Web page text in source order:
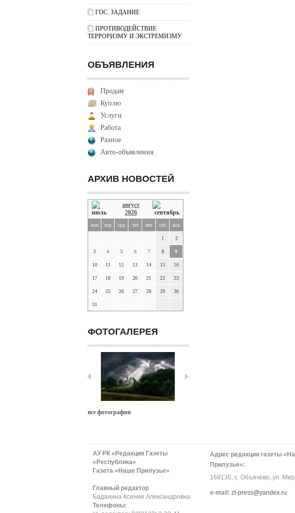
ГОС. ЗАДАНИЕ
ПРОТИВОДЕЙСТВИЕ
ТЕРРОРИЗМУ И ЭКСТРЕМИЗМУ
ОБЪЯВЛЕНИЯ
Продам
Куплю
Услуги
Работа
Разное
Авто-объявления
АРХИВ НОВОСТЕЙ
август
2026
пон втр срд чет пят суб вск
1 2
3 4 5 6 7 8 9
10 11 12 13 14 15 16
17 18 19 20 21 22 23
24 25 26 27 28 29 30
31
ФОТОГАЛЕРЕЯ
все фотографии
АУ РК «Редакция Газеты
«Республика»
Газета «Наше Прилузье»
Главный редактор
Баданина Ксения Александровна
Телефоны:
Адрес редакции газеты
Прилузье»:
168130, с. Объячево, ул.
е-mail: zt-press@yandex.ru